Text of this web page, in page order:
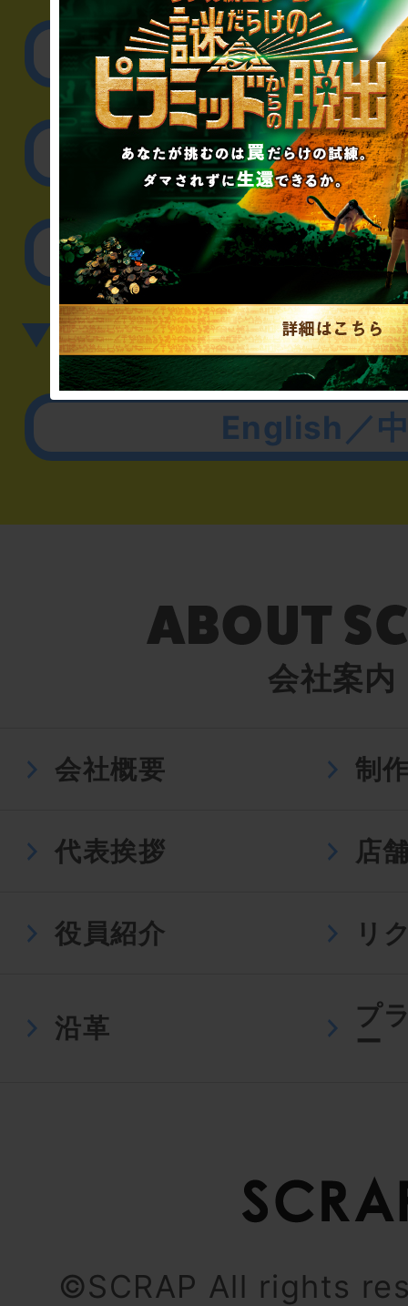
リアル脱出ゲーム制作
取材に関するお
その他のご相談／
▼英語、中国語でのお問
English／
会社案内
会社概要 制
代表挨拶 店
役員紹介 リ
沿革
プ
ー
©SCRAP All rights